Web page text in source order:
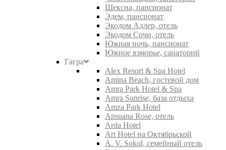
Шексна, пансионат
Эдем, пансионат
Экодом Адлер, отель
Экодом Сочи, отель
Южная ночь, пансионат
Южное взморье, санаторий
Гагра
Alex Resort & Spa Hotel
Amina Beach, гостевой дом
Amra Park Hotel & Spa
Amra Sunrise, база отдыха
Amza Park Hotel
Apsuana Rose, отель
Arda Hotel
Art Hotel на Октябрьской
A. V. Sokol, семейный отель